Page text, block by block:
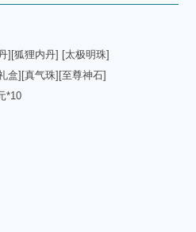
][狐狸内丹] [太极明珠]
盒][真气珠][至尊神石]
*10